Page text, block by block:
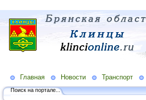
Главная Новости Транспорт
Поиск на портале...